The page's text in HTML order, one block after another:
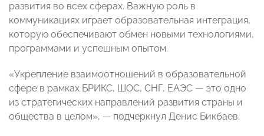
развития во всех сферах. Важную роль в
коммуникациях играет образовательная интеграция,
которую обеспечивают обмен новыми технологиями,
программами и успешным опытом.
«Укрепление взаимоотношений в образовательной
сфере в рамках БРИКС, ШОС, СНГ, ЕАЭС — это одно
из стратегических направлений развития страны и
общества в целом», — подчеркнул Денис Бикбаев.